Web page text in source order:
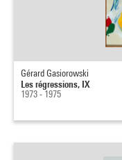
Gérard Gasiorowski
Les régressions, IX
1973 - 1975